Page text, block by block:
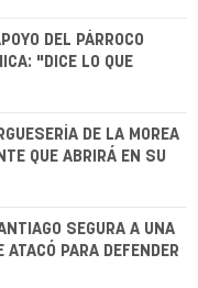
DEL PÁRROCO
"DICE LO QUE
DE LA MOREA
QUE ABRIRÁ EN SU
SEGURA A UNA
PARA DEFENDER